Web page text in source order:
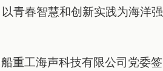
青春智慧和创新实践为海洋强
重工海声科技有限公司党委签